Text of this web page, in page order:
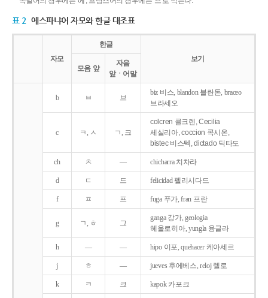
표 2 에스파냐어 자모와 한글 대조표
자모
한글
보기
모음 앞
자음
앞ㆍ어말
b ㅂ 브
biz 비스, blandon 블란돈, braceo
브라세오
c ㅋ, ㅅ ㄱ, 크
colcren 콜크렌, Cecilia
세실리아, coccion 콕시온,
bistec 비스텍, dictado 딕타도
ch ㅊ ― chicharra 치차라
d ㄷ 드 felicidad 펠리시다드
f ㅍ 프 fuga 푸가, fran 프란
g ㄱ, ㅎ 그
ganga 강가, geologia
헤올로히아, yungla 융글라
h ― ― hipo 이포, quehacer 케아세르
j ㅎ ― jueves 후에베스, reloj 렐로
k ㅋ 크 kapok 카포크